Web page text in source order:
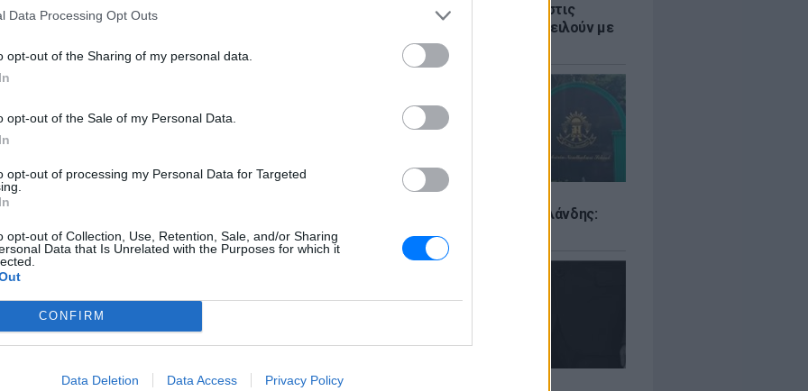
Data Processing Opt Outs
opt-out of the Sharing of my personal data.
opt-out of the Sale of my Personal Data.
opt-out of processing my Personal Data for Targeted
opt-out of Collection, Use, Retention, Sale, and/or Sharing
Data that Is Unrelated with the Purposes for which it
CONFIRM
Data Deletion Data Access Privacy Policy
Γονικές παροχές: Οι παγίδες στις
μεταφορές χρημάτων που απειλούν με
ΕΙΔΗΣΕΙΣ
Μακελειό σε σχολείο της Ταϊλάνδης:
Μαθητής άνοιξε πυρ
να πανηγυρίσει τη νίκη στον
με 84-82 και φτάνοντας ως το
Κυριακή 25/5 στις 17:00 οι «αιώνιοι» θα
μικρό τελικό.
της EuroLeague
82-76
- Ολυμπιακός